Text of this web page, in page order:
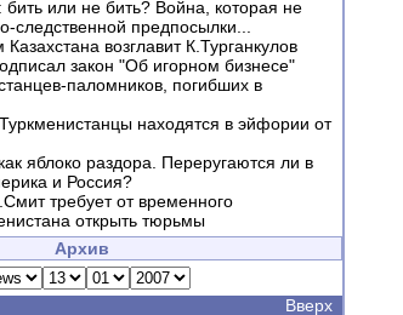
бить или не бить? Война, которая не
следственной предпосылки...
возглавит К.Турганкулов
закон "Об игорном бизнесе"
паломников, погибших в
находятся в эйфории от
яблоко раздора. Переругаются ли в
и Россия?
требует от временного
открыть тюрьмы
Архив
Вверх